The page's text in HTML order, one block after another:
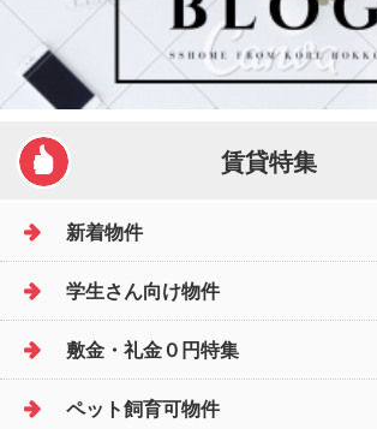
賃貸特集
新着物件
学生さん向け物件
敷金・礼金０円特集
ペット飼育可物件